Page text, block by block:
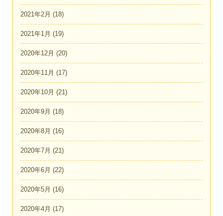
2021年2月 (18)
2021年1月 (19)
2020年12月 (20)
2020年11月 (17)
2020年10月 (21)
2020年9月 (18)
2020年8月 (16)
2020年7月 (21)
2020年6月 (22)
2020年5月 (16)
2020年4月 (17)